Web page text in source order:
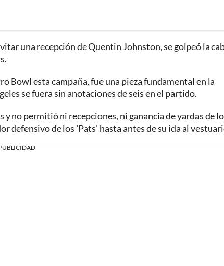
una recepción de Quentin Johnston, se golpeó la
Bowl esta campaña, fue una pieza fundamental en la
se fuera sin anotaciones de seis en el partido.
no permitió ni recepciones, ni ganancia de yardas de
defensivo de los 'Pats' hasta antes de su ida al